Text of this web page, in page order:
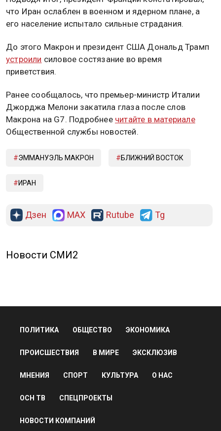
что Иран ослаблен в военном и ядерном плане, а
его население испытало сильные страдания.
До этого Макрон и президент США Дональд Трамп
устроили силовое состязание во время
приветствия.
Ранее сообщалось, что премьер-министр Италии
Джорджа Мелони закатила глаза после слов
Макрона на G7. Подробнее читайте в материале
Общественной службы новостей.
ЭММАНУЭЛЬ МАКРОН БЛИЖНИЙ ВОСТОК
ИРАН
Дзен MAX Rutube Tg
Новости СМИ2
ПОЛИТИКА ОБЩЕСТВО ЭКОНОМИКА
ПРОИСШЕСТВИЯ В МИРЕ ЭКСКЛЮЗИВ
МНЕНИЯ СПОРТ КУЛЬТУРА О НАС
ОСН ТВ СПЕЦПРОЕКТЫ
НОВОСТИ КОМПАНИЙ